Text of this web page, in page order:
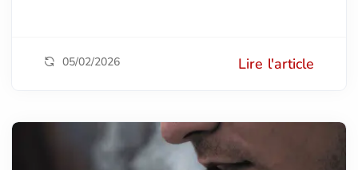
05/02/2026 Lire l'article